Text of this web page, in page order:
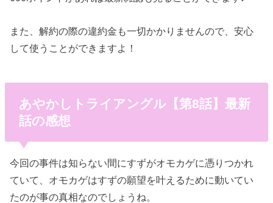
また、解約の際の違約金も一切かかりませんので、安心
して使うことができますよ！
あやかしトライアングル【第8話】最新
話の感想
今回の事件は知らない間にすずがオモカゲに憑りつかれ
ていて、オモカゲはすずの願望を叶えるために動いてい
たのが事の真相なのでしょうね。